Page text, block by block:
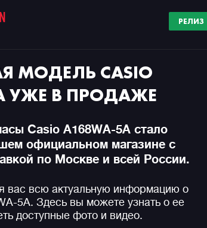
РЕЛИЗ
МОДЕЛЬ CASIO
УЖЕ В ПРОДАЖЕ
Casio A168WA-5A стало
официальном магазине с
по Москве и всей России.
вас всю актуальную информацию о
5A. Здесь вы можете узнать о ее
доступные фото и видео.